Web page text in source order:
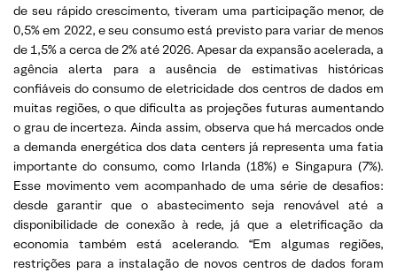
de seu rápido crescimento, tiveram uma participação menor, de
0,5% em 2022, e seu consumo está previsto para variar de menos
de 1,5% a cerca de 2% até 2026. Apesar da expansão acelerada, a
agência alerta para a ausência de estimativas históricas
confiáveis do consumo de eletricidade dos centros de dados em
muitas regiões, o que dificulta as projeções futuras aumentando
o grau de incerteza. Ainda assim, observa que há mercados onde
a demanda energética dos data centers já representa uma fatia
importante do consumo, como Irlanda (18%) e Singapura (7%).
Esse movimento vem acompanhado de uma série de desafios:
desde garantir que o abastecimento seja renovável até a
disponibilidade de conexão à rede, já que a eletrificação da
economia também está acelerando. “Em algumas regiões,
restrições para a instalação de novos centros de dados foram